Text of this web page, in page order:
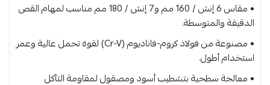
• مقاس 6 إنش / 160 مم و7 إنش / 180 مم مناسب لمهام القص
الدقيقة والمتوسطة.
• مصنوعة من فولاذ كروم-فاناديوم (Cr-V) لقوة تحمل عالية وعمر
استخدام أطول.
• معالجة سطحية بتشطيب أسود ومصقول لمقاومة التآكل